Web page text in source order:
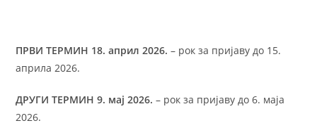
ПРВИ ТЕРМИН 18. април 2026. – рок за пријаву до 15.
априла 2026.
ДРУГИ ТЕРМИН 9. мај 2026. – рок за пријаву до 6. маја
2026.